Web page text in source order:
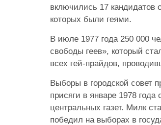
включились 17 кандидатов
которых были геями.
В июле 1977 года 250 000
свободы геев», который
всех гей-прайдов,
Выборы в городской совет
присяги в январе 1978
центральных газет. Милк
победил на выборах в